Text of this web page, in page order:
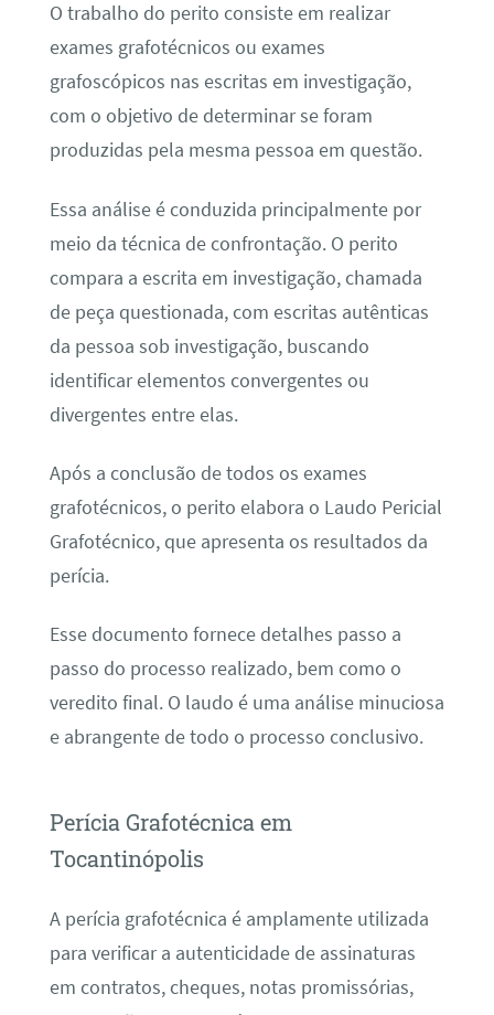
O trabalho do perito consiste em realizar
exames grafotécnicos ou exames
grafoscópicos nas escritas em investigação,
com o objetivo de determinar se foram
produzidas pela mesma pessoa em questão.
Essa análise é conduzida principalmente por
meio da técnica de confrontação. O perito
compara a escrita em investigação, chamada
de peça questionada, com escritas autênticas
da pessoa sob investigação, buscando
identificar elementos convergentes ou
divergentes entre elas.
Após a conclusão de todos os exames
grafotécnicos, o perito elabora o Laudo Pericial
Grafotécnico, que apresenta os resultados da
perícia.
Esse documento fornece detalhes passo a
passo do processo realizado, bem como o
veredito final. O laudo é uma análise minuciosa
e abrangente de todo o processo conclusivo.
Perícia Grafotécnica em
Tocantinópolis
A perícia grafotécnica é amplamente utilizada
para verificar a autenticidade de assinaturas
em contratos, cheques, notas promissórias,